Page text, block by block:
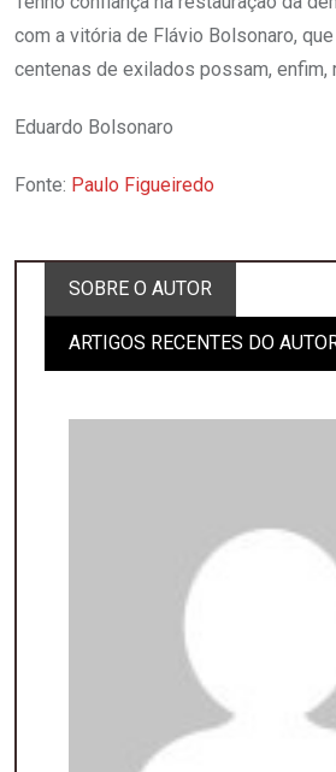
com a vitória de Flávio Bolsonaro,
centenas de exilados possam, enfim,
Eduardo Bolsonaro
Fonte: Paulo Figueiredo
SOBRE O AUTOR
ARTIGOS RECENTES DO